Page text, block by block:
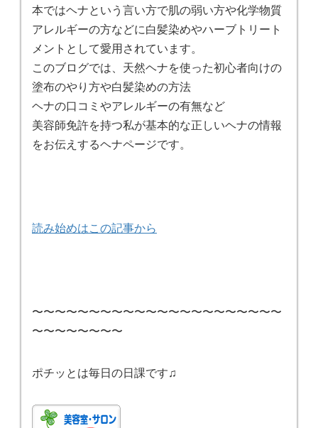
本ではヘナという言い方で肌の弱い方や化学物質
アレルギーの方などに白髪染めやハーブトリート
メントとして愛用されています。
このブログでは、天然ヘナを使った初心者向けの
塗布のやり方や白髪染めの方法
ヘナの口コミやアレルギーの有無など
美容師免許を持つ私が基本的な正しいヘナの情報
をお伝えするヘナページです。
読み始めはこの記事から
〜〜〜〜〜〜〜〜〜〜〜〜〜〜〜〜〜〜〜〜〜〜
〜〜〜〜〜〜〜〜
ポチッとは毎日の日課です♫